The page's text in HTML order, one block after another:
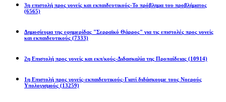
3η επιστολή προς γονείς και εκπαιδευτικούς-Το πρόβλημα του προβλήματος
(6565)
Δημοσίευμα της εφημερίδας "Σερραϊκό Θάρρος" για τις επιστολές προς γονείς
και εκπαιδευτικούς (7333)
2η Eπιστολή προς γονείς και εκπ/κούς-Διδασκαλία της Προπαίδειας (10914)
1η Επιστολή προς γονείς-εκπαιδευτικούς-Γιατί διδάσκουμε τους Νοερούς
Υπολογισμούς (13259)